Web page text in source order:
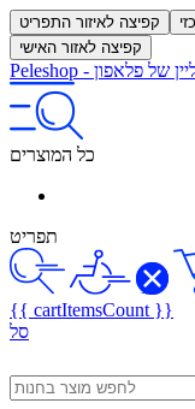
קפיצה לאיזור התפריט
קפיצה לאזור האישי
Peleshop - של פלאפון
כל המוצרים
תפריט
{{ cartItemsCount }}
סל